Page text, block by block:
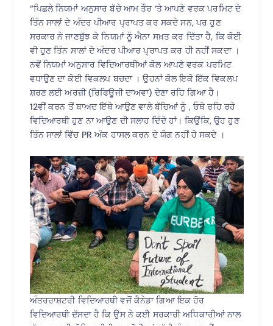
“ਪਿਛਲੇ ਨਿਯਮਾਂ ਅਨੁਸਾਰ ਬੱਚੇ ਆਮ ਤੌਰ ‘ਤੇ ਆਪਣੇ ਵਰਕ ਪਰਮਿਟ ਦੇ
ਤਿੰਨ ਸਾਲਾਂ ਦੇ ਅੰਦਰ ਪੀਆਰ ਪ੍ਰਾਪਤ ਕਰ ਸਕਦੇ ਸਨ, ਪਰ ਹੁਣ
ਸਰਕਾਰ ਨੇ ਜਾਣਬੁੱਝ ਕੇ ਨਿਯਮਾਂ ਨੂੰ ਐਨਾ ਸਖ਼ਤ ਕਰ ਦਿੱਤਾ ਹੈ, ਕਿ ਕੋਈ
ਵੀ ਹੁਣ ਤਿੰਨ ਸਾਲਾਂ ਦੇ ਅੰਦਰ ਪੀਆਰ ਪ੍ਰਾਪਤ ਕਰ ਹੀ ਨਹੀਂ ਸਕਦਾ ।
ਨਵੇਂ ਨਿਯਮਾਂ ਅਨੁਸਾਰ ਵਿਦਿਆਰਥੀਆਂ ਕੋਲ ਆਪਣੇ ਵਰਕ ਪਰਮਿਟ
ਵਧਾਉਣ ਦਾ ਕੋਈ ਵਿਕਲਪ ਬਚਦਾ । ਉਹਨਾਂ ਕੋਲ ਇਕੋ ਇੱਕ ਵਿਕਲਪ
ਸ਼ਰਣ ਲਈ ਅਰਜ਼ੀ (ਰਿਫਿਊਜੀ ਦਾਅਵਾ) ਦੇਣਾ ਰਹਿ ਗਿਆ ਹੈ।
12ਵੀਂ ਕਰਨ ਤੋਂ ਬਾਅਦ ਇੱਥੇ ਆਉਣ ਵਾਲੇ ਬੱਚਿਆਂ ਨੂੰ , ਓਥੇ ਰਹਿ ਰਹੇ
ਵਿਦਿਆਰਥੀ ਹੁਣ ਨਾ ਆਉਣ ਦੀ ਸਲਾਹ ਦਿੰਦੇ ਹਾਂ। ਕਿਉਂਕਿ, ਉਹ ਹੁਣ
ਤਿੰਨ ਸਾਲਾਂ ਵਿੱਚ PR ਅੰਕ ਹਾਸਲ ਕਰਨ ਦੇ ਯੋਗ ਨਹੀਂ ਹੋ ਸਕਦੇ ।
ਅੰਤਰਰਾਸ਼ਟਰੀ ਵਿਦਿਆਰਥੀ ਵਜੋਂ ਕੈਨੇਡਾ ਗਿਆ ਇਕ ਹੋਰ
ਵਿਦਿਆਰਥੀ ਦੱਸਦਾ ਹੈ ਕਿ ਉਸ ਨੇ ਕਈ ਸਰਕਾਰੀ ਅਧਿਕਾਰੀਆਂ ਨਾਲ